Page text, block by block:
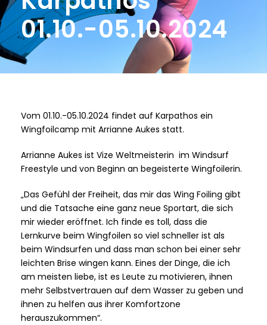
01.10.-05.10.2024
Vom 01.10.-05.10.2024 findet auf Karpathos ein
Wingfoilcamp mit Arrianne Aukes statt.
Arrianne Aukes ist Vize Weltmeisterin im Windsurf
Freestyle und von Beginn an begeisterte Wingfoilerin.
„Das Gefühl der Freiheit, das mir das Wing Foiling gibt
und die Tatsache eine ganz neue Sportart, die sich
mir wieder eröffnet. Ich finde es toll, dass die
Lernkurve beim Wingfoilen so viel schneller ist als
beim Windsurfen und dass man schon bei einer sehr
leichten Brise wingen kann. Eines der Dinge, die ich
am meisten liebe, ist es Leute zu motivieren, ihnen
mehr Selbstvertrauen auf dem Wasser zu geben und
ihnen zu helfen aus ihrer Komfortzone
herauszukommen“.